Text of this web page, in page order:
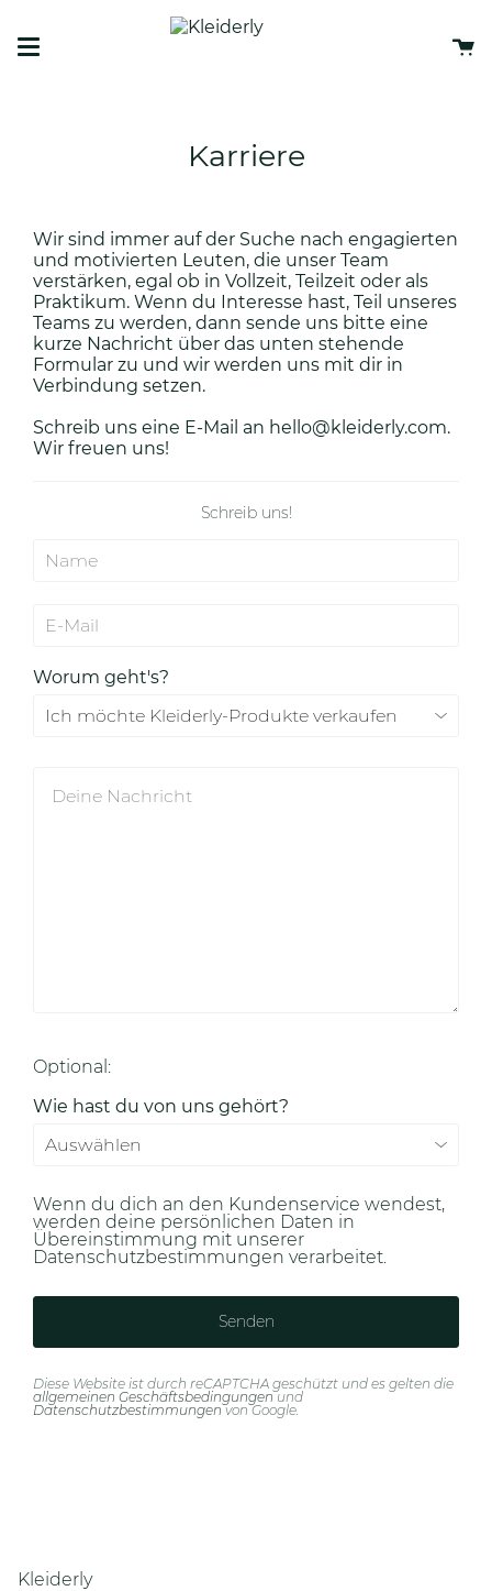
de.general.accessibility.skip_to_content
Karriere
Wir sind immer auf der Suche nach engagierten
und motivierten Leuten, die unser Team
verstärken, egal ob in Vollzeit, Teilzeit oder als
Praktikum. Wenn du Interesse hast, Teil unseres
Teams zu werden, dann sende uns bitte eine
kurze Nachricht über das unten stehende
Formular zu und wir werden uns mit dir in
Verbindung setzen.
Schreib uns eine E-Mail an hello@kleiderly.com.
Wir freuen uns!
Schreib uns!
Worum geht's?
Optional:
Wie hast du von uns gehört?
Wenn du dich an den Kundenservice wendest,
werden deine persönlichen Daten in
Übereinstimmung mit unserer
Datenschutzbestimmungen verarbeitet.
Diese Website ist durch reCAPTCHA geschützt und es gelten die
allgemeinen Geschäftsbedingungenund
Datenschutzbestimmungenvon Google.
Kleiderly